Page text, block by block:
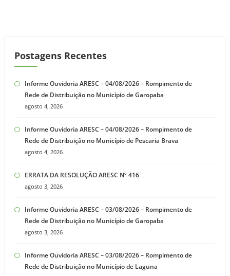
Postagens Recentes
Informe Ouvidoria ARESC – 04/08/2026 – Rompimento de
Rede de Distribuição no Município de Garopaba
agosto 4, 2026
Informe Ouvidoria ARESC – 04/08/2026 – Rompimento de
Rede de Distribuição no Município de Pescaria Brava
agosto 4, 2026
ERRATA DA RESOLUÇÃO ARESC Nº 416
agosto 3, 2026
Informe Ouvidoria ARESC – 03/08/2026 – Rompimento de
Rede de Distribuição no Município de Garopaba
agosto 3, 2026
Informe Ouvidoria ARESC – 03/08/2026 – Rompimento de
Rede de Distribuição no Município de Laguna